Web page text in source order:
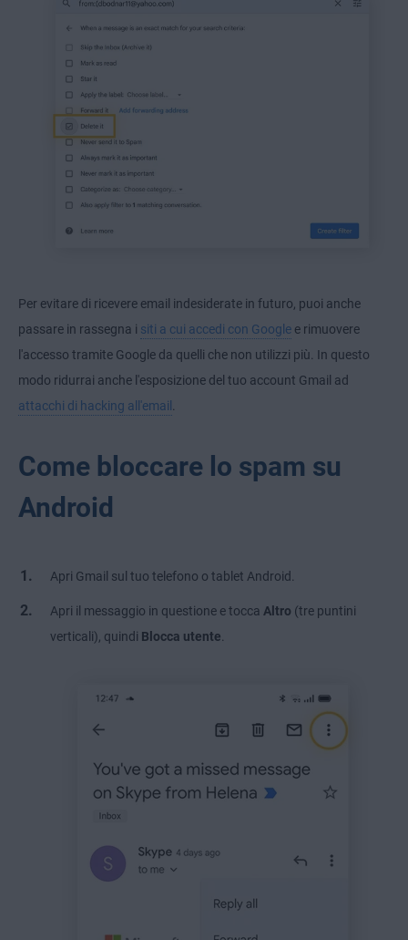
Per evitare di ricevere email indesiderate in futuro, puoi anche
passare in rassegna i siti a cui accedi con Google e rimuovere
l'accesso tramite Google da quelli che non utilizzi più. In questo
modo ridurrai anche l'esposizione del tuo account Gmail ad
attacchi di hacking all'email
Come bloccare lo spam su
Android
Apri Gmail sul tuo telefono o tablet Android.
Apri il messaggio in questione e tocca Altro (tre puntini
verticali), quindi Blocca utente